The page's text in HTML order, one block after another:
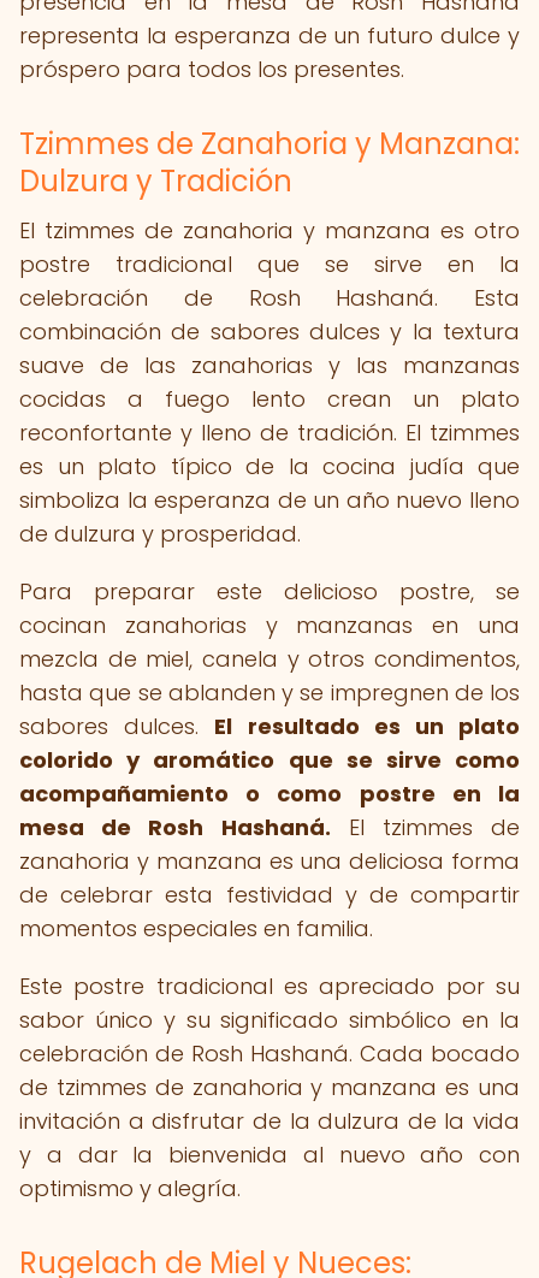
representa la esperanza de un futuro dulce y
próspero para todos los presentes.
Tzimmes de Zanahoria y Manzana:
Dulzura y Tradición
El tzimmes de zanahoria y manzana es otro
postre tradicional que se sirve en la
celebración de Rosh Hashaná. Esta
combinación de sabores dulces y la textura
suave de las zanahorias y las manzanas
cocidas a fuego lento crean un plato
reconfortante y lleno de tradición. El tzimmes
es un plato típico de la cocina judía que
simboliza la esperanza de un año nuevo lleno
de dulzura y prosperidad.
Para preparar este delicioso postre, se
cocinan zanahorias y manzanas en una
mezcla de miel, canela y otros condimentos,
hasta que se ablanden y se impregnen de los
sabores dulces. El resultado es un plato
colorido y aromático que se sirve como
acompañamiento o como postre en la
mesa de Rosh Hashaná. El tzimmes de
zanahoria y manzana es una deliciosa forma
de celebrar esta festividad y de compartir
momentos especiales en familia.
Este postre tradicional es apreciado por su
sabor único y su significado simbólico en la
celebración de Rosh Hashaná. Cada bocado
de tzimmes de zanahoria y manzana es una
invitación a disfrutar de la dulzura de la vida
y a dar la bienvenida al nuevo año con
optimismo y alegría.
Rugelach de Miel y Nueces: